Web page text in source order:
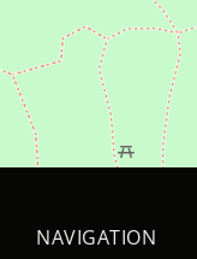
NAVIGATION